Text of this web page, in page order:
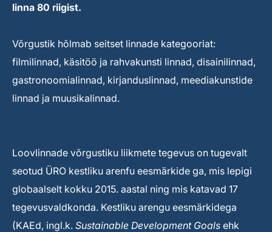
linna 80 riigist.
Võrgustik hõlmab seitset linnade kategooriat:
filmilinnad, käsitöö ja rahvakunsti linnad, disainilinnad,
gastronoomialinnad, kirjanduslinnad, meediakunstide
linnad ja muusikalinnad.
Loovlinnade võrgustiku liikmete tegevus on tugevalt
seotud ÜRO kestliku arenfu eesmärkide ga, mis lepigi
globaalselt kokku 2015. aastal ning mis katavad 17
tegevusvaldkonda. Kestliku arengu eesmärkidega
(KAEd, ingl.k. Sustainable Development Goals ehk